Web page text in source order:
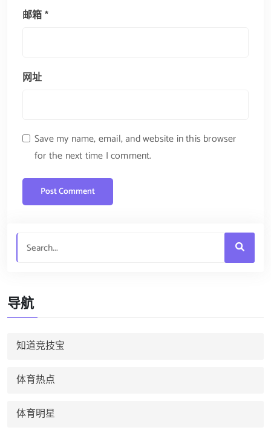
邮箱*
网址
Save my name, email, and website in this browser
for the next time I comment.
导航
知道竞技宝
体育热点
体育明星